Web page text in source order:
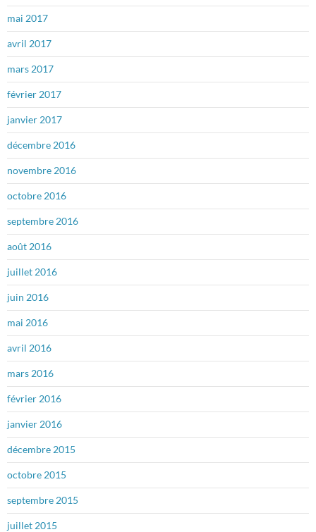
mai 2017
avril 2017
mars 2017
février 2017
janvier 2017
décembre 2016
novembre 2016
octobre 2016
septembre 2016
août 2016
juillet 2016
juin 2016
mai 2016
avril 2016
mars 2016
février 2016
janvier 2016
décembre 2015
octobre 2015
septembre 2015
juillet 2015